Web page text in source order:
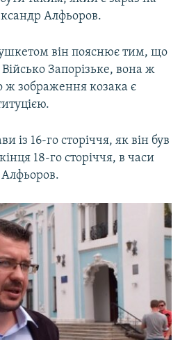
Алфьоров.
він пояснює тим, що
Запорізьке, вона ж
зображення козака є
із 16-го сторіччя, як він був
18-го сторіччя, в часи
Алфьоров.